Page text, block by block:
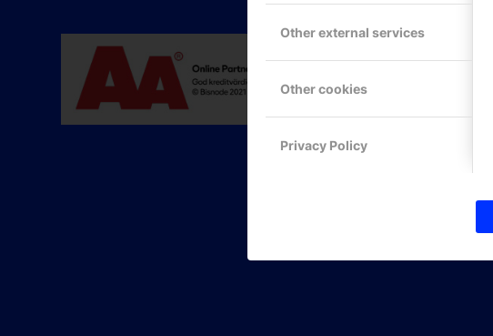
Other external services
Other cookies
Privacy Policy